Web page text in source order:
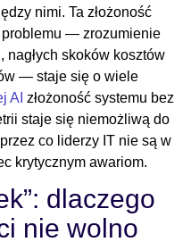
nimi. Ta złożoność
— zrozumienie
skoków kosztów
— staje się o wiele
AI złożoność systemu bez
staje się niemożliwą do
co liderzy IT nie są w
krytycznym awariom.
dlaczego
nie wolno